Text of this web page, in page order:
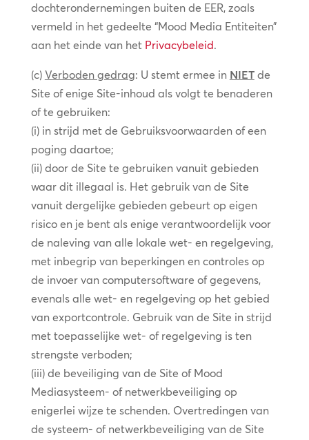
dochterondernemingen buiten de EER, zoals
vermeld in het gedeelte “Mood Media Entiteiten”
aan het einde van het Privacybeleid.
(c) Verboden gedrag: U stemt ermee in NIETde
Site of enige Site-inhoud als volgt te benaderen
of te gebruiken:
(i) in strijd met de Gebruiksvoorwaarden of een
poging daartoe;
(ii) door de Site te gebruiken vanuit gebieden
waar dit illegaal is. Het gebruik van de Site
vanuit dergelijke gebieden gebeurt op eigen
risico en je bent als enige verantwoordelijk voor
de naleving van alle lokale wet- en regelgeving,
met inbegrip van beperkingen en controles op
de invoer van computersoftware of gegevens,
evenals alle wet- en regelgeving op het gebied
van exportcontrole. Gebruik van de Site in strijd
met toepasselijke wet- of regelgeving is ten
strengste verboden;
(iii) de beveiliging van de Site of Mood
Mediasysteem- of netwerkbeveiliging op
enigerlei wijze te schenden. Overtredingen van
de systeem- of netwerkbeveiliging van de Site